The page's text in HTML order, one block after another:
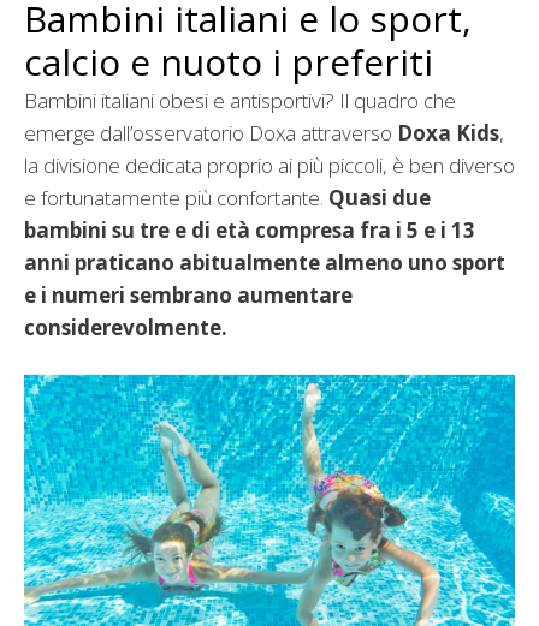
Bambini italiani e lo sport,
calcio e nuoto i preferiti
Bambini italiani obesi e antisportivi? Il quadro che
emerge dall’osservatorio Doxa attraverso Doxa Kids,
la divisione dedicata proprio ai più piccoli, è ben diverso
e fortunatamente più confortante. Quasi due
bambini su tre e di età compresa fra i 5 e i 13
anni praticano abitualmente almeno uno sport
e i numeri sembrano aumentare
considerevolmente.